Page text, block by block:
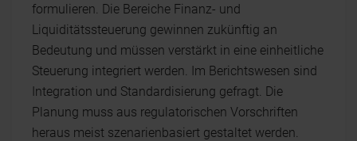
formulieren. Die Bereiche Finanz- und
Liquiditätssteuerung gewinnen zukünftig an
Bedeutung und müssen verstärkt in eine einheitliche
Steuerung integriert werden. Im Berichtswesen sind
Integration und Standardisierung gefragt. Die
Planung muss aus regulatorischen Vorschriften
heraus meist szenarienbasiert gestaltet werden.